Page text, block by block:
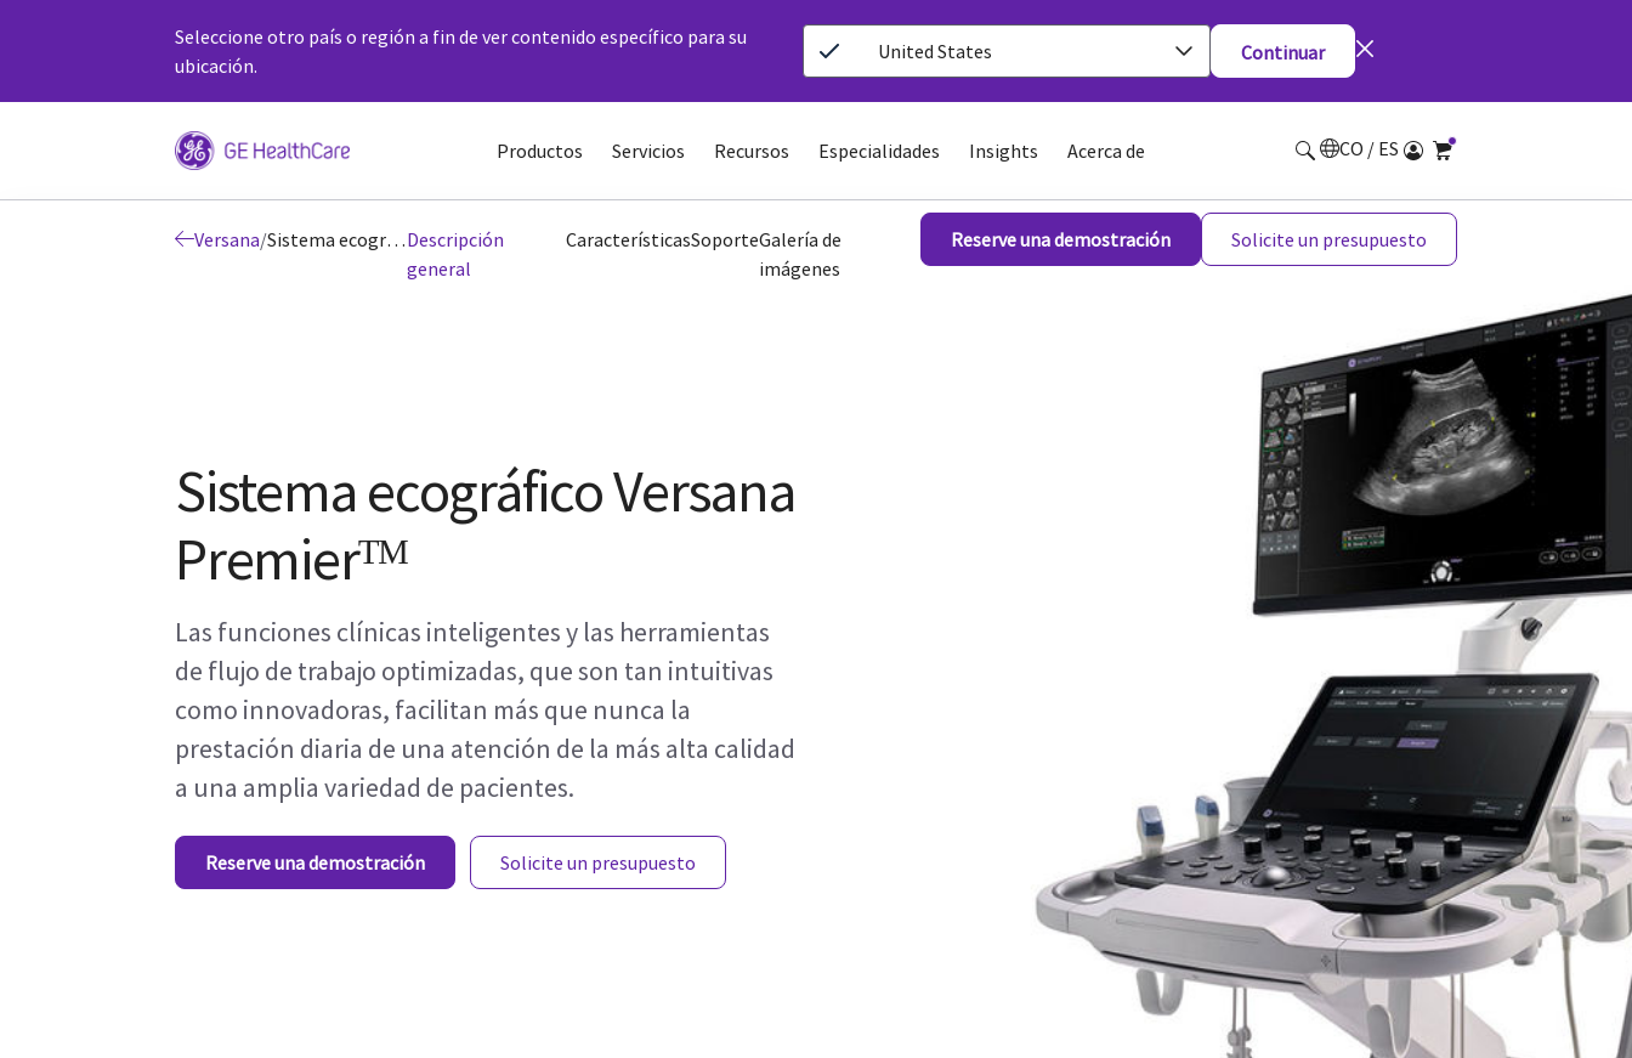
Seleccione otro país o región a fin de ver contenido específico para su
ubicación.
United States Continuar
Productos Servicios Recursos Especialidades Insights Acerca de CO / ES
Versana/ Sistema ecográfico Versana PremierᵀᴹDescripción
general
CaracterísticasSoporteGalería de
imágenes
Reserve una demostración Solicite un presupuesto
Sistema ecográfico Versana
Premierᵀᴹ
Las funciones clínicas inteligentes y las herramientas
de flujo de trabajo optimizadas, que son tan intuitivas
como innovadoras, facilitan más que nunca la
prestación diaria de una atención de la más alta calidad
a una amplia variedad de pacientes.
Reserve una demostración Solicite un presupuesto